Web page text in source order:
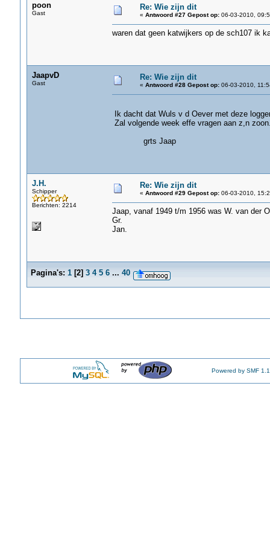
poon
Gast
Re: Wie zijn dit
« Antwoord #27 Gepost op:06-03-2010,
waren dat geen katwijkers op de sch107 ik
JaapvD
Gast
Re: Wie zijn dit
« Antwoord #28 Gepost op:06-03-2010,
Ik dacht dat Wuls v d Oever met deze
Zal volgende week effe vragen aan z,n
grts Jaap
J.H.
Schipper
Berichten: 2214
Re: Wie zijn dit
« Antwoord #29 Gepost op:06-03-2010,
Jaap, vanaf 1949 t/m 1956 was W. van der
Gr.
Jan.
Pagina's: 1[2] 3 4 5 6 ... 40
Powered by SMF